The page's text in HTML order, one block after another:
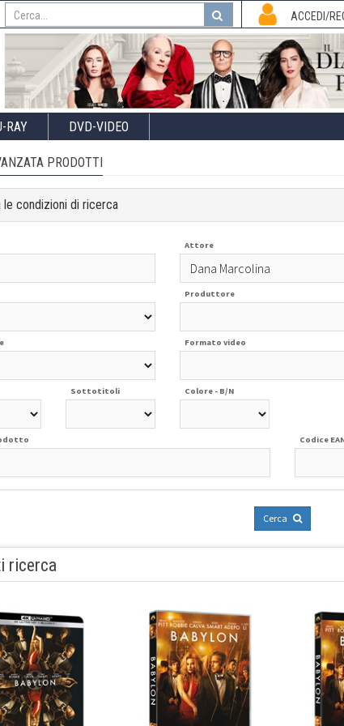
ACCEDI/
RAY DVD-VIDEO
PRODOTTI
le condizioni di ricerca
Attore
Produttore
Formato video
Sottotitoli Colore - B/N
Codice
Cerca
ricerca